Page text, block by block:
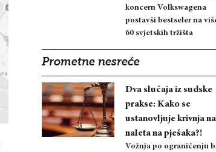
koncern Volkswagena
postavši bestseler na
60 svjetskih tržišta
Prometne nesreće
Dva slučaja iz sudske
prakse: Kako se
ustanovljuje krivnja
naleta na pješaka?!
Vožnja po ograničenju